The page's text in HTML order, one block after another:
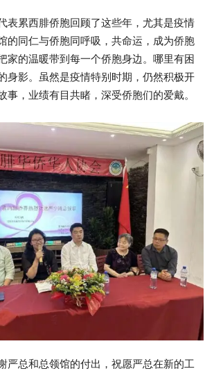
表累西腓侨胞回顾了这些年，尤其是疫情
的同仁与侨胞同呼吸，共命运，成为侨胞
家的温暖带到每一个侨胞身边。哪里有困
身影。虽然是疫情特别时期，仍然积极开
事，业绩有目共睹，深受侨胞们的爱戴。
严总和总领馆的付出，祝愿严总在新的工